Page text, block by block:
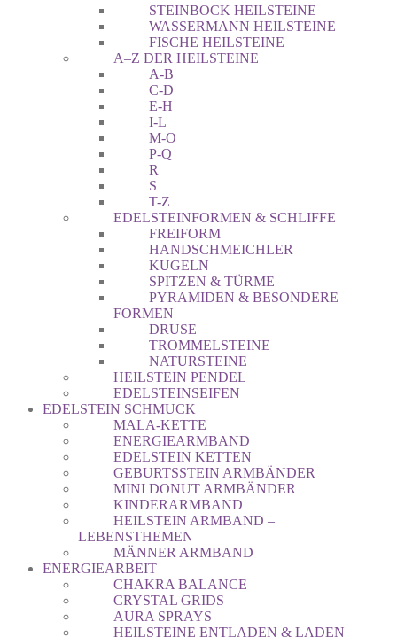
STEINBOCK HEILSTEINE
WASSERMANN HEILSTEINE
FISCHE HEILSTEINE
A–Z DER HEILSTEINE
A-B
C-D
E-H
I-L
M-O
P-Q
R
S
T-Z
EDELSTEINFORMEN & SCHLIFFE
FREIFORM
HANDSCHMEICHLER
KUGELN
SPITZEN & TÜRME
PYRAMIDEN & BESONDERE
FORMEN
DRUSE
TROMMELSTEINE
NATURSTEINE
HEILSTEIN PENDEL
EDELSTEINSEIFEN
EDELSTEIN SCHMUCK
MALA-KETTE
ENERGIEARMBAND
EDELSTEIN KETTEN
GEBURTSSTEIN ARMBÄNDER
MINI DONUT ARMBÄNDER
KINDERARMBAND
HEILSTEIN ARMBAND –
LEBENSTHEMEN
MÄNNER ARMBAND
ENERGIEARBEIT
CHAKRA BALANCE
CRYSTAL GRIDS
AURA SPRAYS
HEILSTEINE ENTLADEN & LADEN